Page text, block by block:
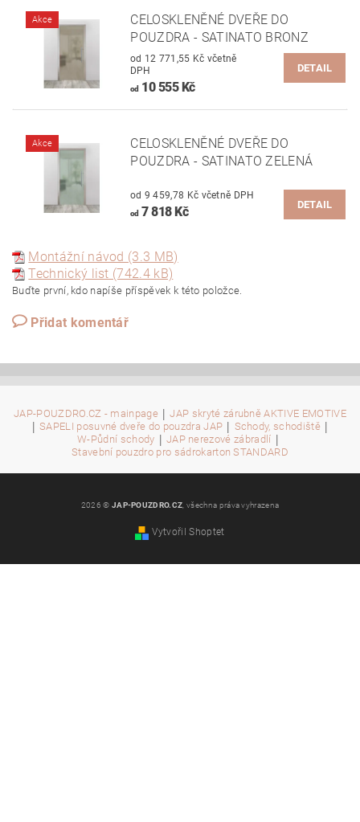
Akce
CELOSKLENĚNÉ DVEŘE DO
POUZDRA - SATINATO BRONZ
od 12 771,55 Kč včetně
DPH
od10 555 Kč
DETAIL
Akce
CELOSKLENĚNÉ DVEŘE DO
POUZDRA - SATINATO ZELENÁ
od 9 459,78 Kč včetně DPH
od7 818 Kč DETAIL
Montážní návod (3.3 MB)
Technický list (742.4 kB)
Buďte první, kdo napíše příspěvek k této položce.
Přidat komentář
JAP-POUZDRO.CZ - mainpage | JAP skryté zárubně AKTIVE EMOTIVE
| SAPELI posuvné dveře do pouzdra JAP | Schody, schodiště |
W-Půdní schody | JAP nerezové zábradlí |
Stavební pouzdro pro sádrokarton STANDARD
2026 © JAP-POUZDRO.CZ , všechna práva vyhrazena
Vytvořil Shoptet